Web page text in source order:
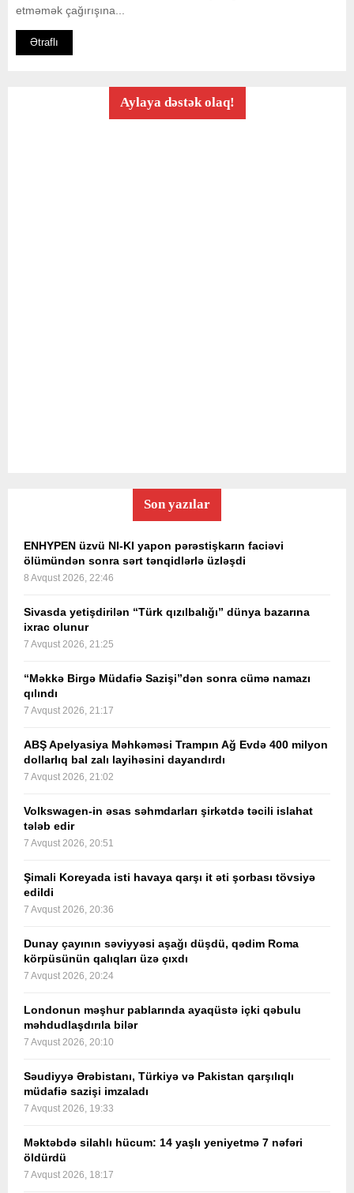
etməmək çağırışına...
Ətraflı
Aylaya dəstək olaq!
Son yazılar
ENHYPEN üzvü NI-KI yapon pərəstişkarın faciəvi
ölümündən sonra sərt tənqidlərlə üzləşdi
8 Avqust 2026, 22:46
Sivasda yetişdirilən “Türk qızılbalığı” dünya bazarına
ixrac olunur
7 Avqust 2026, 21:25
“Məkkə Birgə Müdafiə Sazişi”dən sonra cümə namazı
qılındı
7 Avqust 2026, 21:17
ABŞ Apelyasiya Məhkəməsi Trampın Ağ Evdə 400 milyon
dollarlıq bal zalı layihəsini dayandırdı
7 Avqust 2026, 21:02
Volkswagen-in əsas səhmdarları şirkətdə təcili islahat
tələb edir
7 Avqust 2026, 20:51
Şimali Koreyada isti havaya qarşı it əti şorbası tövsiyə
edildi
7 Avqust 2026, 20:36
Dunay çayının səviyyəsi aşağı düşdü, qədim Roma
körpüsünün qalıqları üzə çıxdı
7 Avqust 2026, 20:24
Londonun məşhur pablarında ayaqüstə içki qəbulu
məhdudlaşdırıla bilər
7 Avqust 2026, 20:10
Səudiyyə Ərəbistanı, Türkiyə və Pakistan qarşılıqlı
müdafiə sazişi imzaladı
7 Avqust 2026, 19:33
Məktəbdə silahlı hücum: 14 yaşlı yeniyetmə 7 nəfəri
öldürdü
7 Avqust 2026, 18:17